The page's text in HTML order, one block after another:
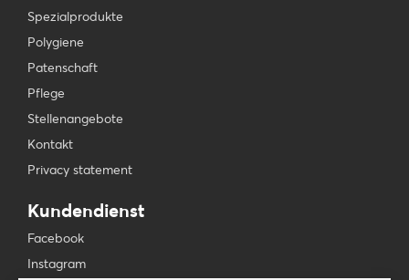
Spezialprodukte
Polygiene
Patenschaft
Pflege
Stellenangebote
Kontakt
Privacy statement
Kundendienst
Facebook
Instagram